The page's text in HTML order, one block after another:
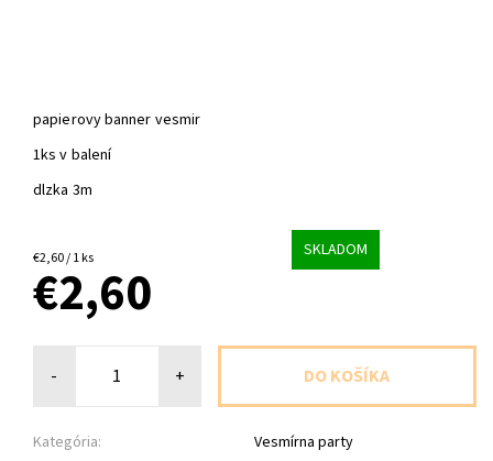
papierovy banner vesmir
1ks v balení
dlzka 3m
€2,60 / 1 ks SKLADOM
€2,60
- +
Kategória: Vesmírna party